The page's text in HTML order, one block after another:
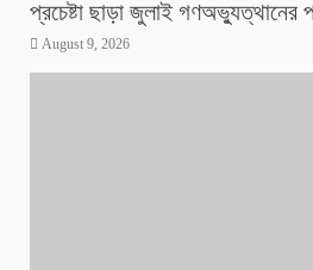
প্রচেষ্টা ছাড়া জুলাই গণঅভ্যুত্থানের
August 9, 2026